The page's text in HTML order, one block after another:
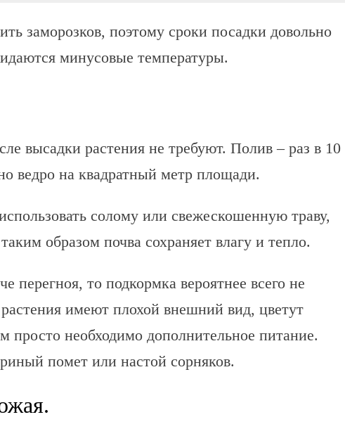
заморозков, поэтому сроки посадки довольно
минусовые температуры.
высадки растения не требуют. Полив – раз в 10
ведро на квадратный метр площади.
солому или свежескошенную траву,
образом почва сохраняет влагу и тепло.
перегноя, то подкормка вероятнее всего не
имеют плохой внешний вид, цветут
просто необходимо дополнительное питание.
помет или настой сорняков.